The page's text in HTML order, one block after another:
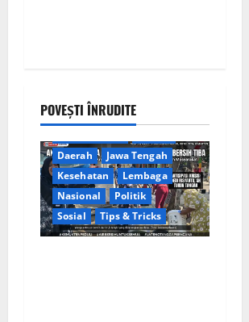
POVEȘTI ÎNRUDITE
Daerah
Jawa Tengah
Kesehatan
Lembaga
Nasional
Politik
Sosial
Tips & Tricks